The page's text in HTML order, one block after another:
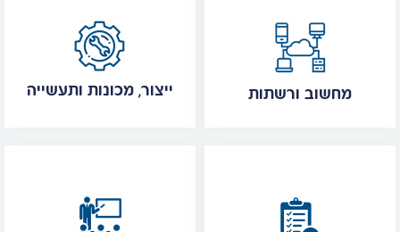
ייצור, מכונות ותעשייה מחשוב ורשתות